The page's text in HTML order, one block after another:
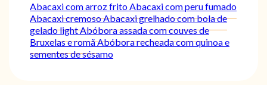
Abacaxi com arroz fritoAbacaxi com peru fumado
Abacaxi cremosoAbacaxi grelhado com bola de
gelado lightAbóbora assada com couves de
Bruxelas e romãAbóbora recheada com quinoa e
sementes de sésamo